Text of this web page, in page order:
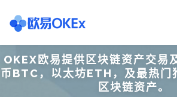
content
欧意交易所 关于欧意OKX 欧意
OKEX欧易提供区块链资产交易
币BTC，以太坊ETH，及最热门
区块链资产。